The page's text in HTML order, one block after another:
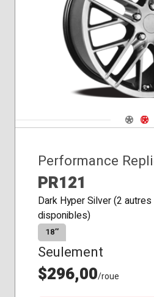
Performance
PR121
Dark Hyper Silver (2
disponibles)
18″
Seulement
$296,00/roue